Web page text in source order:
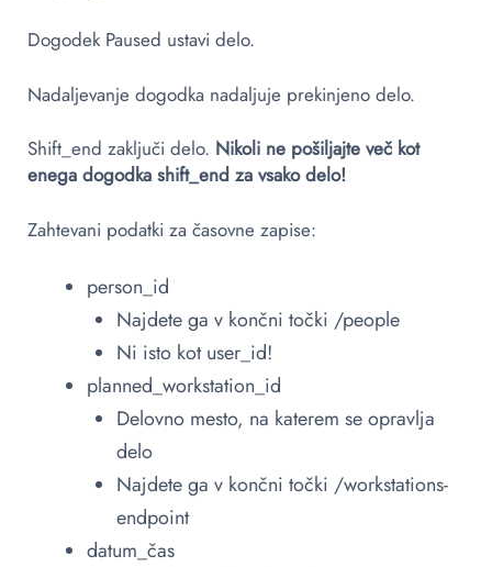
Dogodek Paused ustavi delo.
Nadaljevanje dogodka nadaljuje prekinjeno delo.
Shift_end zaključi delo. Nikoli ne pošiljajte več kot
enega dogodka shift_end za vsako delo!
Zahtevani podatki za časovne zapise:
person_id
Najdete ga v končni točki /people
Ni isto kot user_id!
planned_workstation_id
Delovno mesto, na katerem se opravlja
delo
Najdete ga v končni točki /workstations-
endpoint
datum_čas